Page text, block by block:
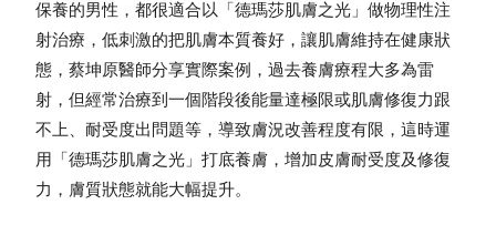
保養的男性，都很適合以「德瑪莎肌膚之光」做物理性注
射治療，低刺激的把肌膚本質養好，讓肌膚維持在健康狀
態，蔡坤原醫師分享實際案例，過去養膚療程大多為雷
射，但經常治療到一個階段後能量達極限或肌膚修復力跟
不上、耐受度出問題等，導致膚況改善程度有限，這時運
用「德瑪莎肌膚之光」打底養膚，增加皮膚耐受度及修復
力，膚質狀態就能大幅提升。